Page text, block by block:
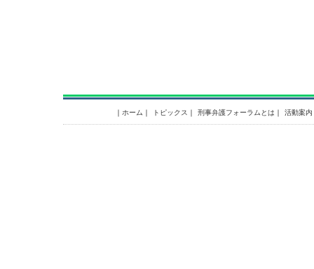
｜ ホーム ｜ トピックス ｜ 刑事弁護フォーラムとは ｜ 活動案内